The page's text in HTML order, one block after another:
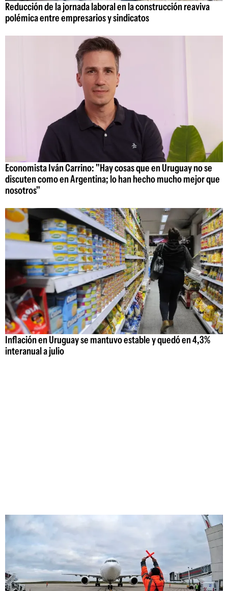
Reducción de la jornada laboral en la construcción reaviva
polémica entre empresarios y sindicatos
Economista Iván Carrino: "Hay cosas que en Uruguay no se
discuten como en Argentina; lo han hecho mucho mejor que
nosotros"
Inflación en Uruguay se mantuvo estable y quedó en 4,3%
interanual a julio